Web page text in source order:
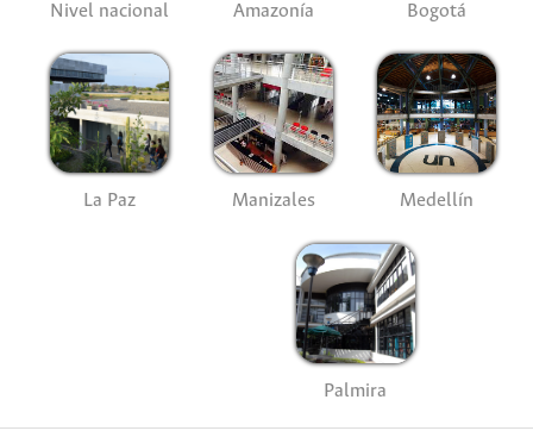
Nivel nacional Amazonía Bogotá
La Paz Manizales Medellín
Palmira